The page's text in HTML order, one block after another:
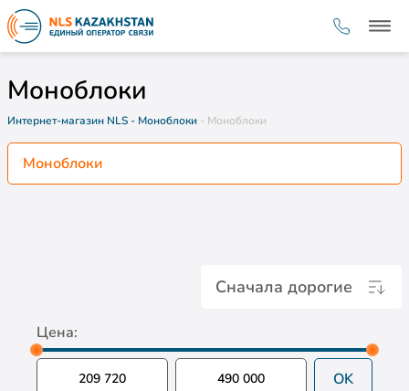
Моноблоки
Интернет-магазин NLS- Моноблоки - Моноблоки
Моноблоки
Сначала дорогие
Цена:
OK